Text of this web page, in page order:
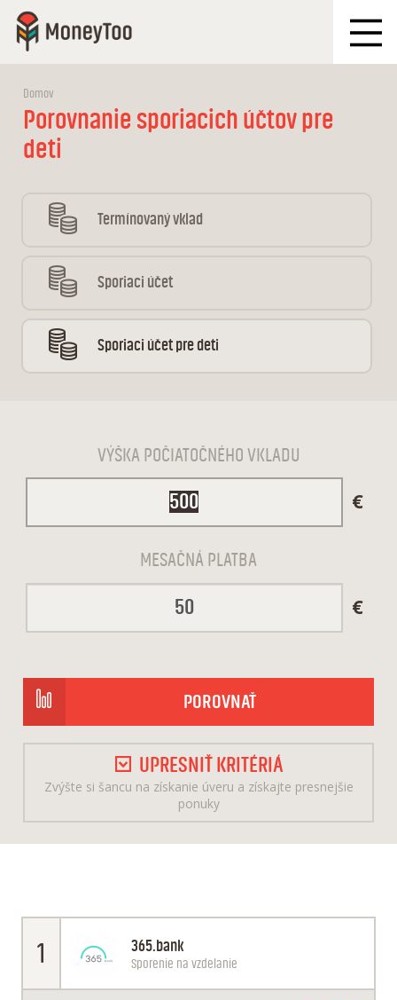
Domov
Porovnanie sporiacich účtov pre
deti
Termínovaný vklad
Sporiaci účet
Sporiaci účet pre deti
VÝŠKA POČIATOČNÉHO VKLADU
€
MESAČNÁ PLATBA
€
POROVNAŤ
UPRESNIŤ KRITÉRIÁ
Zvýšte si šancu na získanie úveru a získajte presnejšie
ponuky
MENEJ KRITÉRIÍ
1 365.bank
Sporenie na vzdelanie